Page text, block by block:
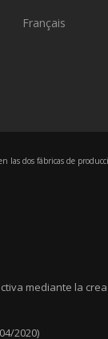
Français
las dos fábricas de
mediante la
2020)